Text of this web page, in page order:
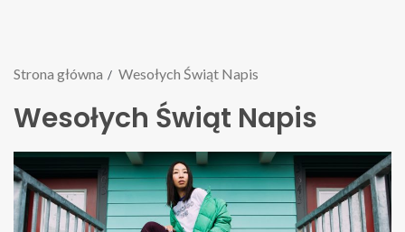
Strona główna Wesołych Świąt Napis
Wesołych Świąt Napis